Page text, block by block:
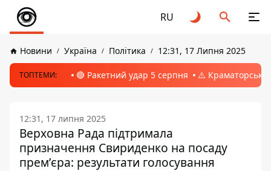
RU
Новини Україна Політика 12:31, 17 Липня 2025
ТОПТЕМИ: 🔴 Ракетний удар 5 серпня ⚠️ Краматорськ,
12:31, 17 липня 2025
Верховна Рада підтримала
призначення Свириденко на посаду
премʼєра: результати голосування